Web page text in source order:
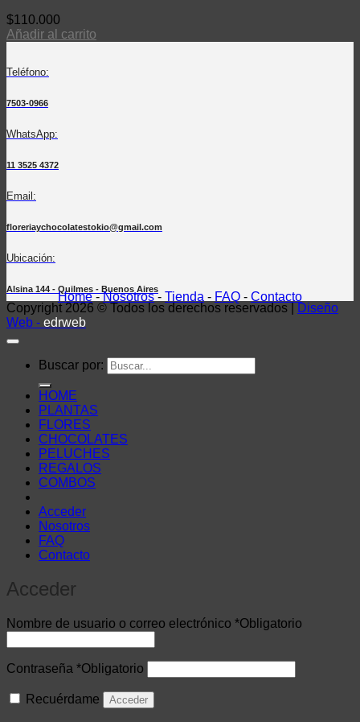
$110.000
Añadir al carrito
Teléfono:
7503-0966
WhatsApp:
11 3525 4372
Email:
floreriaychocolatestokio@gmail.com
Ubicación:
Alsina 144 - Quilmes - Buenos Aires
Home-Nosotros- Tienda - FAQ - Contacto
Copyright 2026 © Todos los derechos reservados |
Diseño
Web - edrweb
Buscar por:
HOME
PLANTAS
FLORES
CHOCOLATES
PELUCHES
REGALOS
COMBOS
Acceder
Nosotros
FAQ
Contacto
Acceder
Nombre de usuario o correo electrónico *Obligatorio
Contraseña *Obligatorio
Recuérdame Acceder